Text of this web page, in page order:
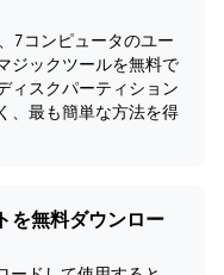
7コンピュータのユー
ジックツールを無料で
ィスクパーティション
、最も簡単な方法を得
を無料ダウンロー